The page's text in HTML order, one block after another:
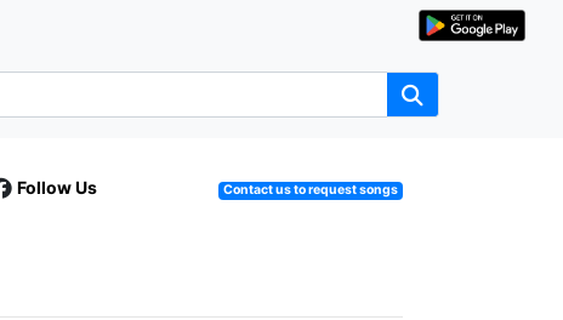
Follow Us Contact us to request songs